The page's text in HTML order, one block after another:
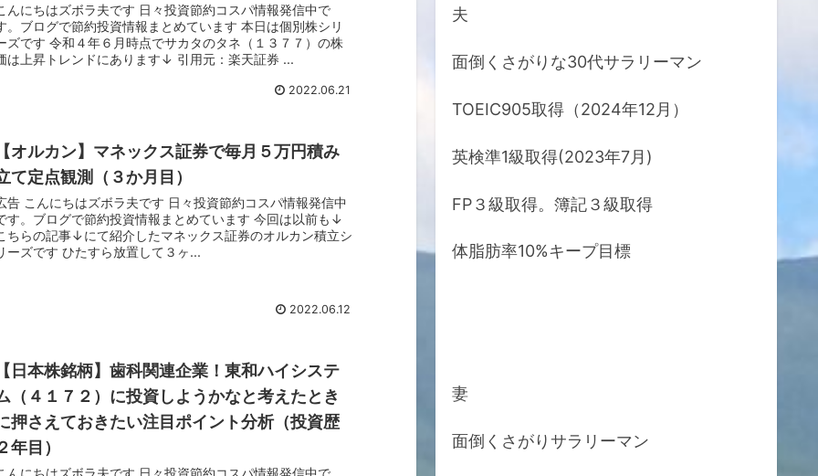
んにちはズボラ夫です 日々投資節約コスパ情報発信中で
。ブログで節約投資情報まとめています 本日は個別株シリ
ズです 令和４年６月時点でサカタのタネ（１３７７）の株
は上昇トレンドにあります↓ 引用元：楽天証券 ...
2022.06.21
オルカン】マネックス証券で毎月５万円積み
て定点観測（３か月目）
告 こんにちはズボラ夫です 日々投資節約コスパ情報発信中
す。ブログで節約投資情報まとめています 今回は以前も↓
ちらの記事↓にて紹介したマネックス証券のオルカン積立シ
ーズです ひたすら放置して３ヶ...
2022.06.12
日本株銘柄】歯科関連企業！東和ハイシステ
（４１７２）に投資しようかなと考えたとき
押さえておきたい注目ポイント分析（投資歴
年目）
んにちはズボラ夫です 日々投資節約コスパ情報発信中で
夫
面倒くさがりな30代サラリーマン
TOEIC905取得（2024年12月）
英検準1級取得(2023年7月)
FP３級取得。簿記３級取得
体脂肪率10%キープ目標
妻
面倒くさがりサラリーマン